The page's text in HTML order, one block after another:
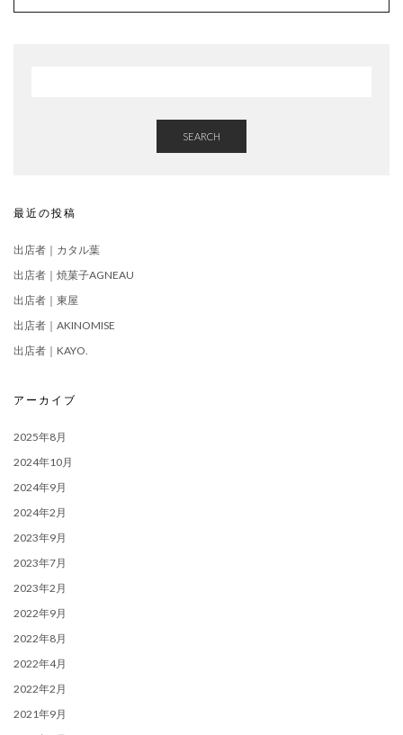
SEARCH
最近の投稿
出店者｜カタル葉
出店者｜焼菓子AGNEAU
出店者｜東屋
出店者｜AKINOMISE
出店者｜KAYO.
アーカイブ
2025年8月
2024年10月
2024年9月
2024年2月
2023年9月
2023年7月
2023年2月
2022年9月
2022年8月
2022年4月
2022年2月
2021年9月